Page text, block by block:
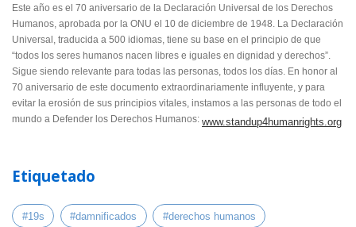
Este año es el 70 aniversario de la Declaración Universal de los Derechos
Humanos, aprobada por la ONU el 10 de diciembre de 1948. La Declaración
Universal, traducida a 500 idiomas, tiene su base en el principio de que
“todos los seres humanos nacen libres e iguales en dignidad y derechos”.
Sigue siendo relevante para todas las personas, todos los días. En honor al
70 aniversario de este documento extraordinariamente influyente, y para
evitar la erosión de sus principios vitales, instamos a las personas de todo el
mundo a Defender los Derechos Humanos: www.standup4humanrights.org
Etiquetado
#19s #damnificados #derechos humanos